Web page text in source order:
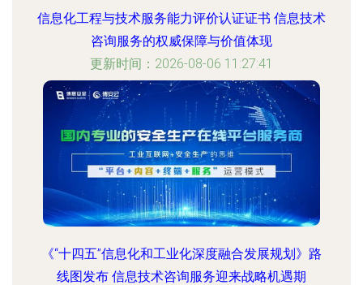
信息化工程与技术服务能力评价认证证书 信息技术
咨询服务的权威保障与价值体现
更新时间：2026-08-06 11:27:41
《“十四五”信息化和工业化深度融合发展规划》路
线图发布 信息技术咨询服务迎来战略机遇期